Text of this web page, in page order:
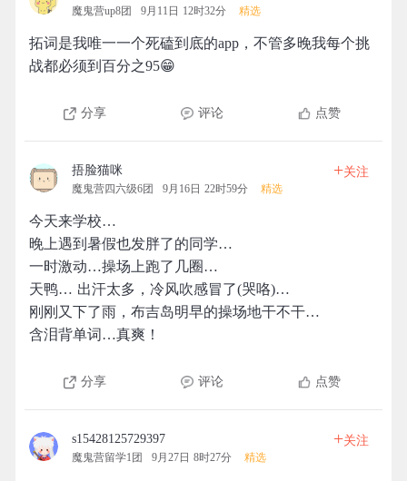
魔鬼营up8团 9月11日 12时32分 精选
拓词是我唯一一个死磕到底的app，不管多晚我每个挑
战都必须到百分之95😁
分享 评论 点赞
捂脸猫咪
魔鬼营四六级6团 9月16日 22时59分 精选
+关注
今天来学校…
晚上遇到暑假也发胖了的同学…
一时激动…操场上跑了几圈…
天鸭… 出汗太多，冷风吹感冒了(哭咯)…
刚刚又下了雨，布吉岛明早的操场地干不干…
含泪背单词…真爽！
分享 评论 点赞
s15428125729397
魔鬼营留学1团 9月27日 8时27分 精选
+关注